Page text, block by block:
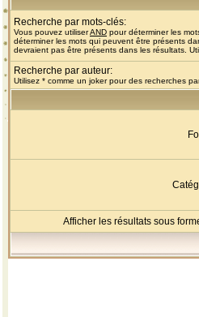
Recherche par mots-clés:
Vous pouvez utiliserAND pour déterminer les
déterminer les mots qui peuvent être présents
devraient pas être présents dans les résultats.
Recherche par auteur:
Utilisez * comme un joker pour des recherches
Afficher les résultats sous